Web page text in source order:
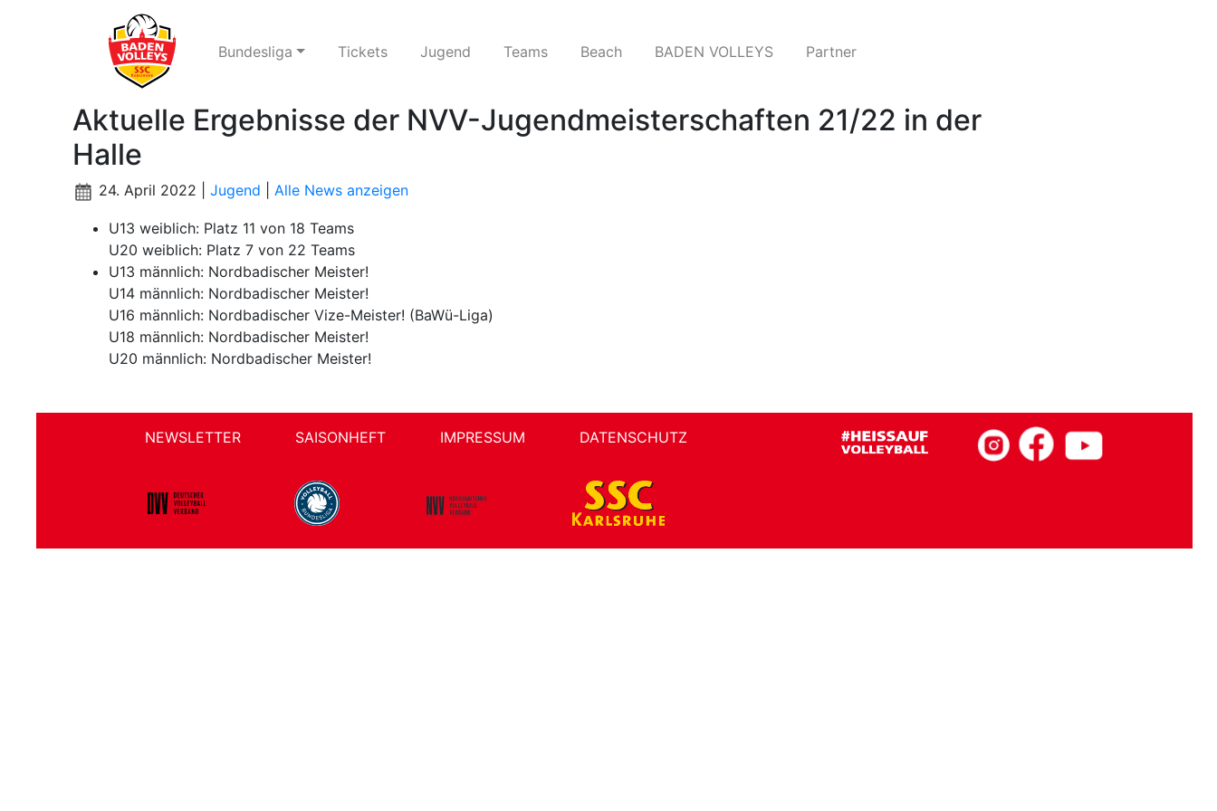
Bundesliga Tickets Jugend Teams​ Beach BADEN VOLLEYS Partner
Aktuelle Ergebnisse der NVV-Jugendmeisterschaften 21/22 in der
Halle
24. April 2022 | Jugend Alle News anzeigen
U13 weiblich: Platz 11 von 18 Teams
U20 weiblich: Platz 7 von 22 Teams
U13 männlich: Nordbadischer Meister!
U14 männlich: Nordbadischer Meister!
U16 männlich: Nordbadischer Vize-Meister! (BaWü-Liga)
U18 männlich: Nordbadischer Meister!
U20 männlich: Nordbadischer Meister!
NEWSLETTER SAISONHEFT IMPRESSUM DATENSCHUTZ